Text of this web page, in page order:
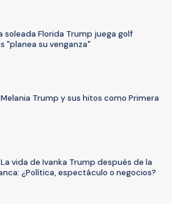
soleada Florida Trump juega golf
"planea su venganza"
Melania Trump y sus hitos como Primera
La vida de Ivanka Trump después de la
¿Política, espectáculo o negocios?